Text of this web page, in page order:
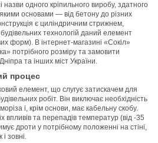
назви одного кріпильного виробу, здатного
основами — від бетону до різних
є циліндричним стрижнем,
технологій даний елемент
форм). В інтернет-магазині «Сокіл»
потрібного розміру та замовити
та інших міст України.
процес
елемент, що слугує затискачем для
робіт. Він виключає необхідність
і, крім основи, має кабельну скобу.
впливів та перепадів температур (від -35
дроти у потрібному положенні на стіні,
зовні.